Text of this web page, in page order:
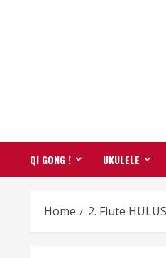
QI GONG ! UKULELE
Home 2. Flute